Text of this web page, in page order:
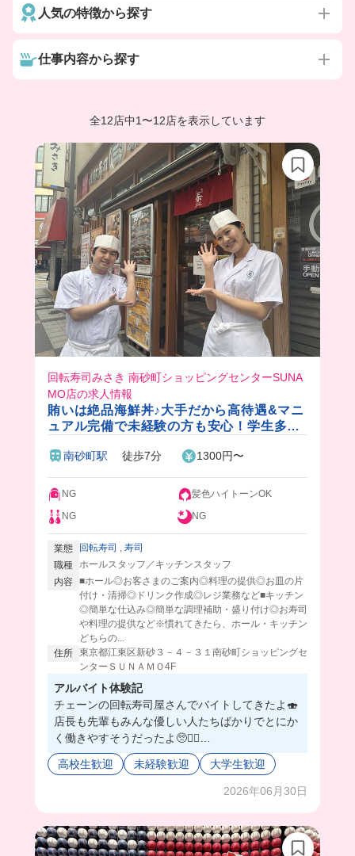
人気の特徴から探す
仕事内容から探す
全12店中1 〜12店を表示しています
回転寿司みさき 南砂町ショッピングセンターSUNA
MO店の求人情報
賄いは絶品海鮮丼♪大手だから高待遇&マニ
ュアル完備で未経験の方も安心！学生多い
南砂町駅 徒歩7分 1300円〜
NG
髪色ハイトーンOK
NG
NG
業態 回転寿司 , 寿司
職種 ホールスタッフ／キッチンスタッフ
内容 ■ホール◎お客さまのご案内◎料理の提供◎お皿の片
付け・清掃◎ドリンク作成◎レジ業務など■キッチン
◎簡単な仕込み◎簡単な調理補助・盛り付け◎お寿司
や料理の提供など※慣れてきたら、ホール・キッチン
どちらの...
住所 東京都江東区新砂３－４－３１南砂町ショッピングセ
ンターＳＵＮＡＭＯ4F
アルバイト体験記
チェーンの回転寿司屋さんでバイトしてきたよ🍣
店長も先輩もみんな優しい人たちばかりでとにか
く働きやすそうだったよ🥺❤️‍🔥
ここ注文は基本タブレット注文だし、母体が大手
のお寿司屋さんだからマニュアルもしっかりして
😭🫶
高校生歓迎 未経験歓迎 大学生歓迎
2026年06月30日